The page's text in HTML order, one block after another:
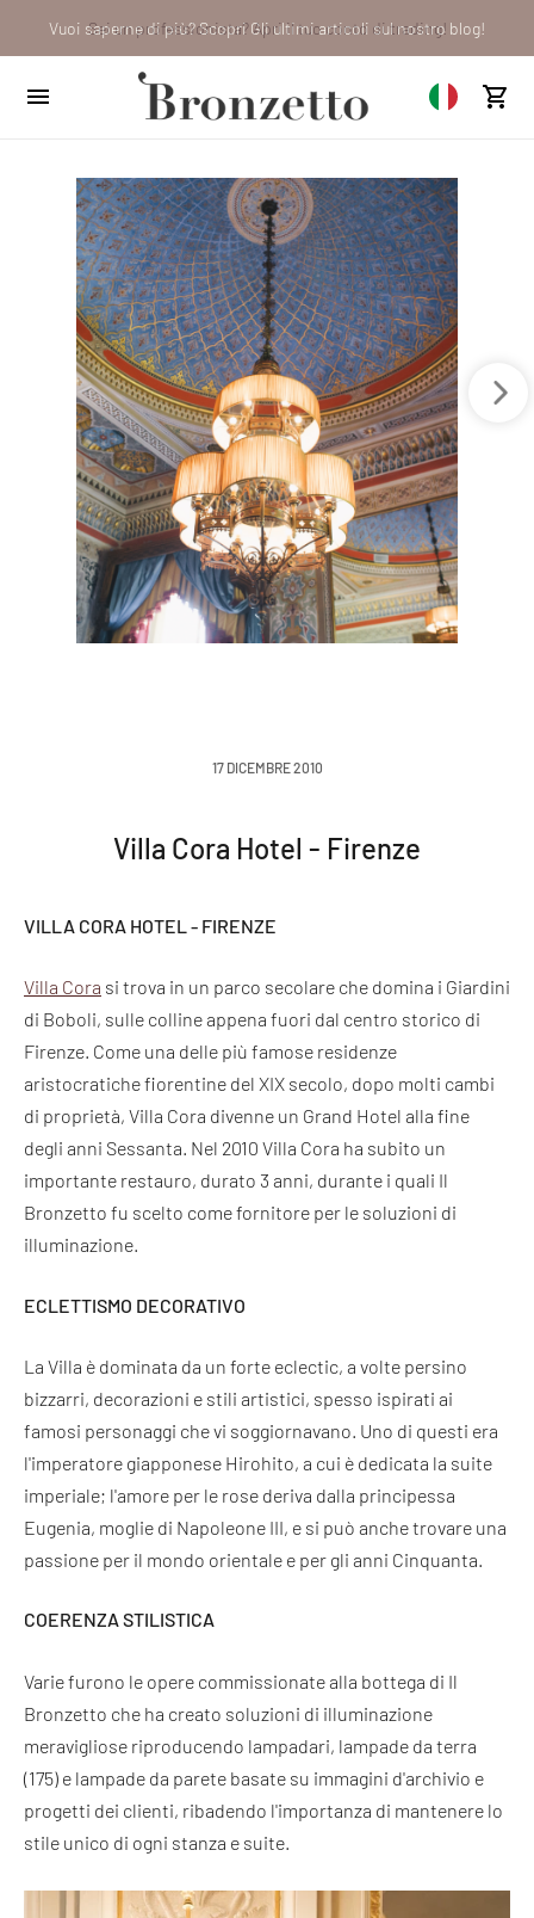
Vuoi saperne di più? Scopri Gli ultimi articoli sul nostro blog!
Sei un professionista? Apri il tuo conto di trading!
17 DICEMBRE 2010
Villa Cora Hotel - Firenze
VILLA CORA HOTEL - FIRENZE
Villa Cora si trova in un parco secolare che domina i Giardini
di Boboli, sulle colline appena fuori dal centro storico di
Firenze. Come una delle più famose residenze
aristocratiche fiorentine del XIX secolo, dopo molti cambi
di proprietà, Villa Cora divenne un Grand Hotel alla fine
degli anni Sessanta. Nel 2010 Villa Cora ha subito un
importante restauro, durato 3 anni, durante i quali Il
Bronzetto fu scelto come fornitore per le soluzioni di
illuminazione.
ECLETTISMO DECORATIVO
La Villa è dominata da un forte eclectic, a volte persino
bizzarri, decorazioni e stili artistici, spesso ispirati ai
famosi personaggi che vi soggiornavano. Uno di questi era
l'imperatore giapponese Hirohito, a cui è dedicata la suite
imperiale; l'amore per le rose deriva dalla principessa
Eugenia, moglie di Napoleone III, e si può anche trovare una
passione per il mondo orientale e per gli anni Cinquanta.
COERENZA STILISTICA
Varie furono le opere commissionate alla bottega di Il
Bronzetto che ha creato soluzioni di illuminazione
meravigliose riproducendo lampadari, lampade da terra
(175) e lampade da parete basate su immagini d'archivio e
progetti dei clienti, ribadendo l'importanza di mantenere lo
stile unico di ogni stanza e suite.